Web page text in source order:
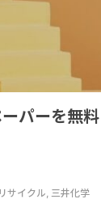
パーを無料
サイクル, 三井化学